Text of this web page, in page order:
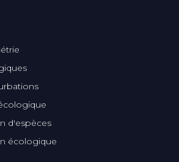
d'espèces
écologique